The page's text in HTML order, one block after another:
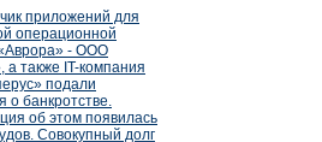
приложений для
операционной
- ООО
а также IT-компания
подали
о банкротстве.
об этом появилась
Совокупный долг